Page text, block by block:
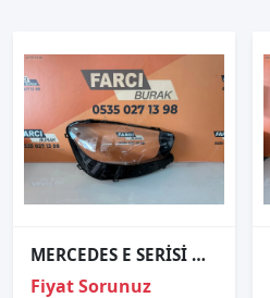
MERCEDES E SERİSİ W213 SAĞ FAR CAMI SIFIR 21- YENİ KASA LOGOLU
Fiyat Sorunuz